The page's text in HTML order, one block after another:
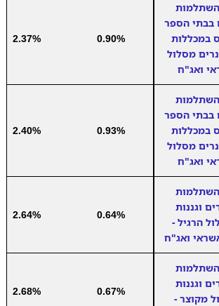
בבתי הספר
במכללות
מסלול
ואג"ח
0.90%
2.37%
בבתי הספר
במכללות
מסלול
ואג"ח
0.93%
2.40%
וגננות
הרגיל -
ואג"ח
0.64%
2.64%
וגננות
מקוצר -
0.67%
2.68%